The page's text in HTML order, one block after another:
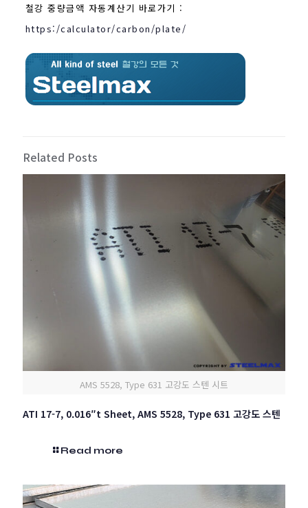
철강 중량금액 자동계산기 바로가기 :
https:/calculator/carbon/plate/
Related Posts
AMS 5528, Type 631 고강도 스텐 시트
ATI 17-7, 0.016″t Sheet, AMS 5528, Type 631 고강도 스텐
Read more